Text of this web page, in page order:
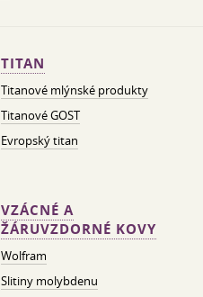
TITAN
Titanové mlýnské produkty
Titanové GOST
Evropský titan
VZÁCNÉ A
ŽÁRUVZDORNÉ KOVY
Wolfram
Slitiny molybdenu